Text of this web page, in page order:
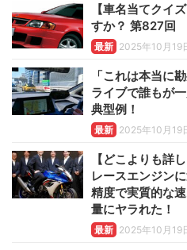
【車名当てクイ
すか？ 第827回
最新 2025年10月19
「これは本当に
ライブで誰もが
典型例！
最新 2025年10月19
【どこよりも詳
レースエンジン
精度で実質的な
量にヤラれた！
最新 2025年10月19